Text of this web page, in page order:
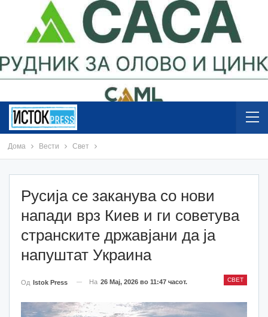
Дома Вести Свет
Русија се заканува со нови
напади врз Киев и ги советува
странските државјани да ја
напуштат Украина
СВЕТ
Од Istok Press На 26 Мај, 2026 во 11:47 часот.